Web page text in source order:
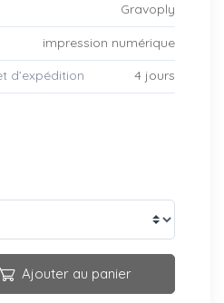
Gravoply
impression numérique
d’expédition 4 jours
Ajouter au panier